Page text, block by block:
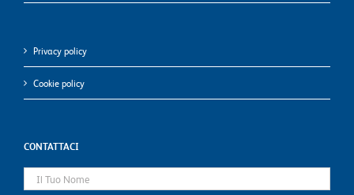
Privacy policy
Cookie policy
CONTATTACI